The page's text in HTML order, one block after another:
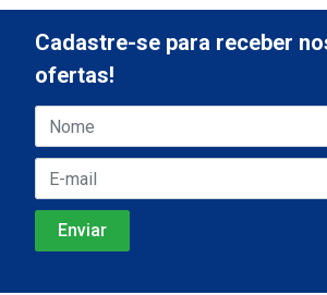
Cadastre-se para receber
ofertas!